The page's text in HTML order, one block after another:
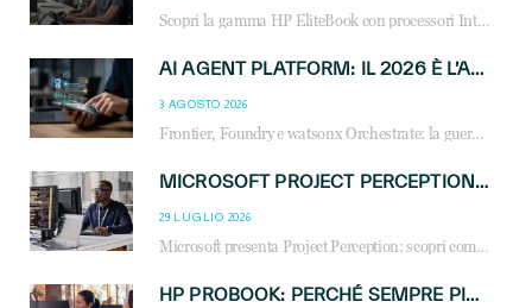
Scopri la gamma HP EliteBook con processori Intel® Core™ Ultra e AMD Ryzen™ AI. Notebook business progettati per aumentare la produttività, migliorare la collaborazione e garantire sicurezza avanzata in ufficio e in mobilità.
AI AGENT PLATFORM: IL 2026 È L’ANNO DEL «SISTEMA OPERATIVO» PER GLI AGENTI AZIENDALI
3 AGOSTO 2026
Frontier, Foundry e watsonx Orchestrate: la guerra delle piattaforme AI agent ridisegna il mercato IT. Cosa cambia per reseller, MSP e system integrator.
MICROSOFT PROJECT PERCEPTION: COME GLI AGENTI AI CAMBIERANNO SOC, CYBERSECURITY E SERVIZI MSP
29 LUGLIO 2026
Microsoft presenta Project Perception: scopri come gli agenti AI possono trasformare cybersecurity, SOC e servizi gestiti degli MSP.
HP PROBOOK: PERCHÉ SEMPRE PIÙ AZIENDE SCELGONO NOTEBOOK PROGETTATI PER IL LAVORO MODERNO